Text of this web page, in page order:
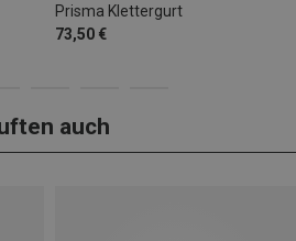
Prisma Klettergurt
73,50 €
auch